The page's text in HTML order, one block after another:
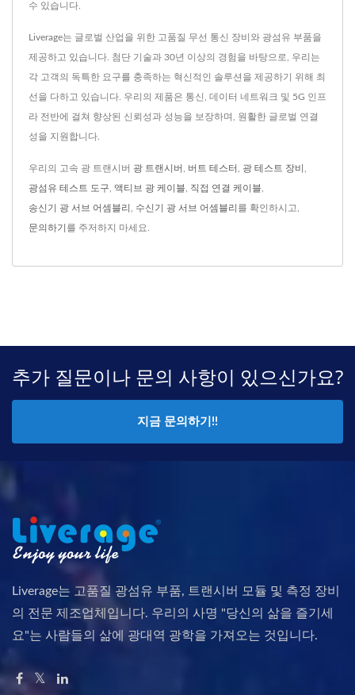
수 있습니다.
Liverage는 글로벌 산업을 위한 고품질 무선 통신 장비와 광섬유 부품을
제공하고 있습니다. 첨단 기술과 30년 이상의 경험을 바탕으로, 우리는
각 고객의 독특한 요구를 충족하는 혁신적인 솔루션을 제공하기 위해 최
선을 다하고 있습니다. 우리의 제품은 통신, 데이터 네트워크 및 5G 인프
라 전반에 걸쳐 향상된 신뢰성과 성능을 보장하며, 원활한 글로벌 연결
성을 지원합니다.
우리의 고속 광 트랜시버 광 트랜시버 버트 테스터 광 테스트 장비
광섬유 테스트 도구 액티브 광 케이블 직접 연결 케이블
송신기 광 서브 어셈블리 수신기 광 서브 어셈블리 를 확인하시고,
문의하기 를 주저하지 마세요.
추가 질문이나 문의 사항이 있으신가요?
지금 문의하기!!
Liverage는 고품질 광섬유 부품, 트랜시버 모듈 및 측정 장비
의 전문 제조업체입니다. 우리의 사명 "당신의 삶을 즐기세
요"는 사람들의 삶에 광대역 광학을 가져오는 것입니다.